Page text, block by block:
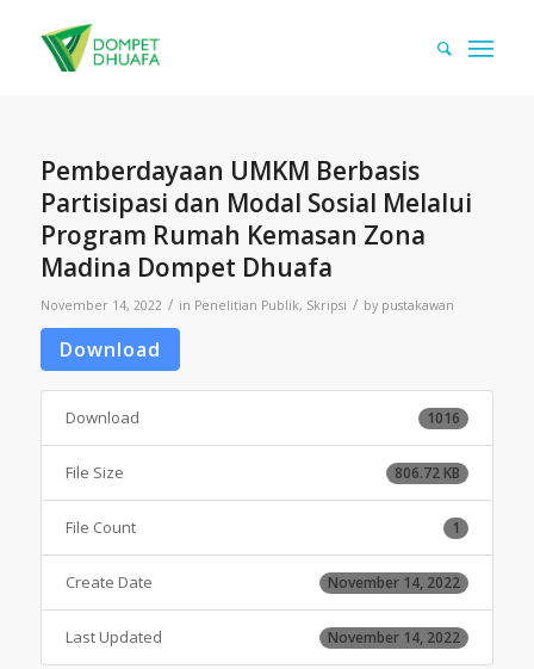
Pemberdayaan UMKM Berbasis
Partisipasi dan Modal Sosial Melalui
Program Rumah Kemasan Zona
Madina Dompet Dhuafa
November 14, 2022 / in Penelitian Publik, Skripsi / by pustakawan
Download
Download 1016
File Size 806.72 KB
File Count 1
Create Date November 14, 2022
Last Updated November 14, 2022